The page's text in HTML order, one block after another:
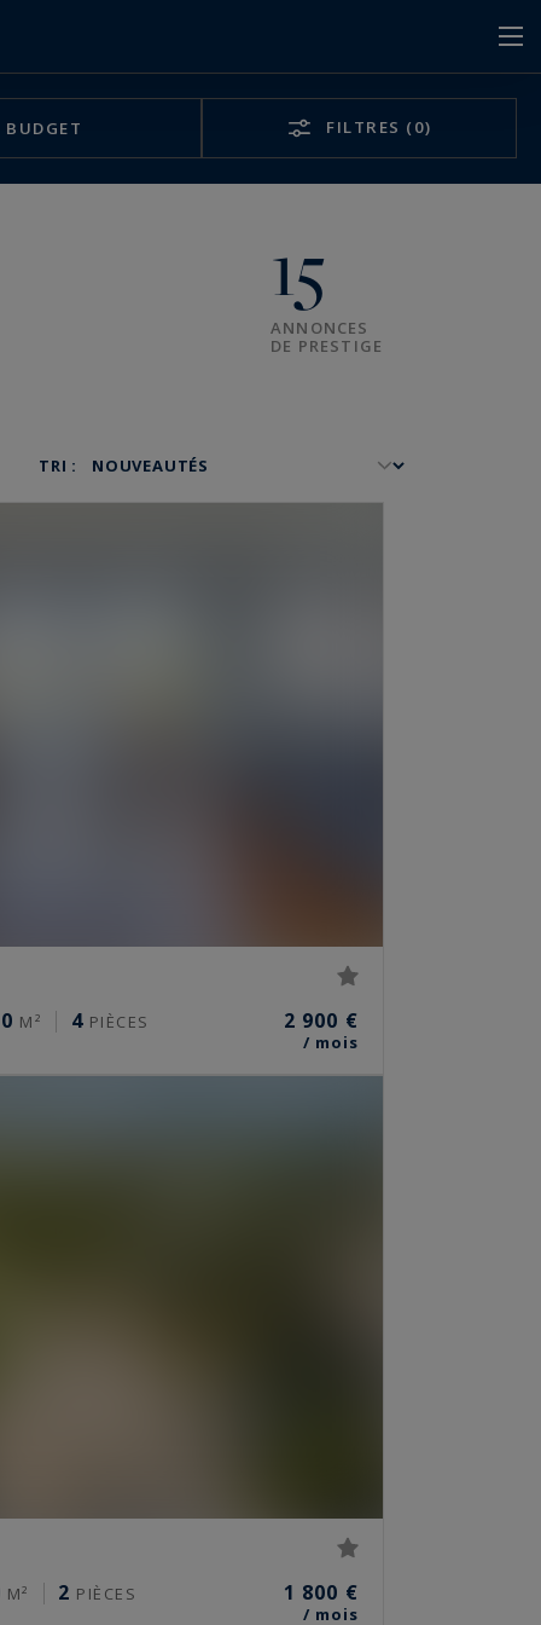
BUDGET FILTRES (0)
15
ANNONCES
DE PRESTIGE
TRI :
M² 4 PIÈCES 2 900 €
/ mois
M² 2 PIÈCES 1 800 €
/ mois